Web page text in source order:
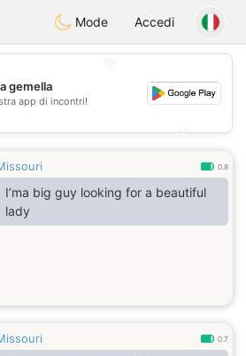
AustraliaChat
Mode Accedi
💕
gemella
app di incontri!
0.8
I’ma big guy looking for a beautiful
lady
0.7